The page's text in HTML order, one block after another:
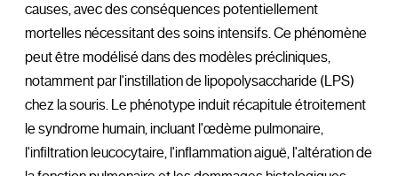
causes, avec des conséquences potentiellement
mortelles nécessitant des soins intensifs. Ce phénomène
peut être modélisé dans des modèles précliniques,
notamment par l'instillation de lipopolysaccharide (LPS)
chez la souris. Le phénotype induit récapitule étroitement
le syndrome humain, incluant l'œdème pulmonaire,
l'infiltration leucocytaire, l'inflammation aiguë, l'altération de